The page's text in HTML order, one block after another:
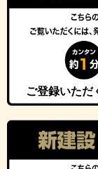
ご登録いただ